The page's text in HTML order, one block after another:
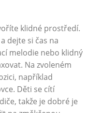
klidné prostředí.
dejte si čas na
melodie nebo klidný
Na zvoleném
například
Děti se cítí
takže je dobré je